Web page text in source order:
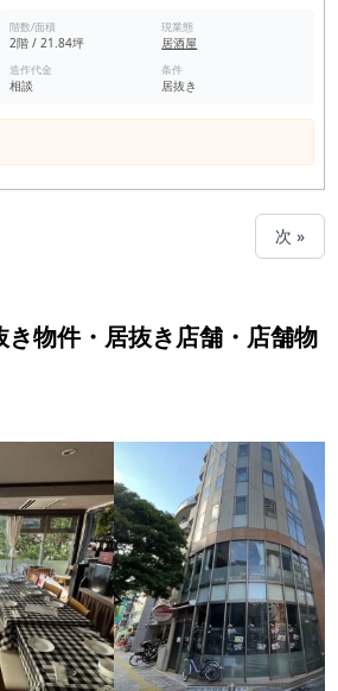
階数/面積
2階 / 21.84坪
現業態
居酒屋
造作代金
相談
条件
居抜き
次 »
き物件・居抜き店舗・店舗物